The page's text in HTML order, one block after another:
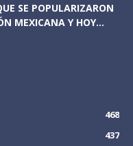
SE POPULARIZARON
MEXICANA Y HOY...
468
437